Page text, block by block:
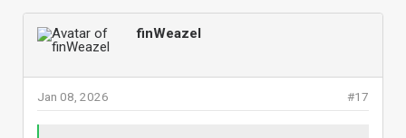
finWeazel
#17
Jan 08, 2026